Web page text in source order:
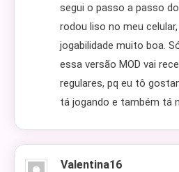
segui o passo a passo
rodou liso no meu
jogabilidade muito boa.
essa versão MOD vai
regulares, pq eu tô
tá jogando e também tá
Valentina16